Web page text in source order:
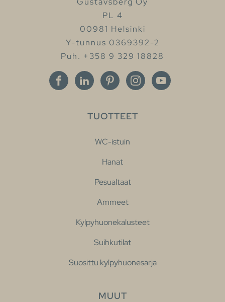
PL 4
00981 Helsinki
Y-tunnus 0369392-2
Puh. +358 9 329 18828
TUOTTEET
WC-istuin
Hanat
Pesualtaat
Ammeet
Kylpyhuonekalusteet
Suihkutilat
Suosittu kylpyhuonesarja
MUUT